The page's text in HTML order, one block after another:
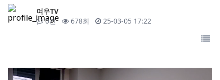
작성자
여우TV
댓글0건 조회678회 작성일
25-03-05 17:22